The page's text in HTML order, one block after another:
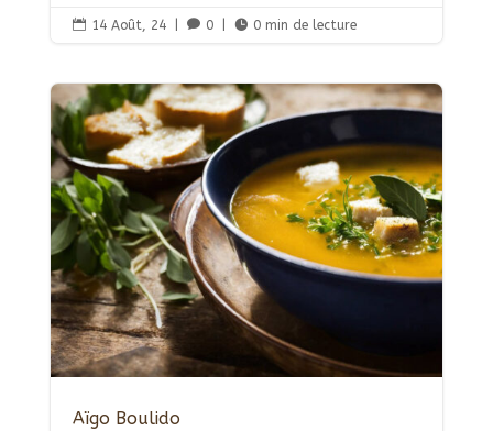
 14 Août, 24  0  0 min de lecture
Aïgo Boulido